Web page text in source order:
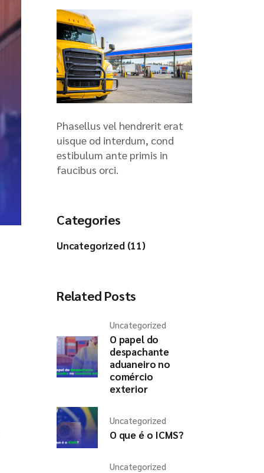
Phasellus vel hendrerit erat
uisque od interdum, cond
estibulum ante primis in
faucibus orci.
Categories
Uncategorized (11)
Related Posts
Uncategorized
O papel do
despachante
aduaneiro no
comércio
exterior
Uncategorized
O que é o ICMS?
Uncategorized